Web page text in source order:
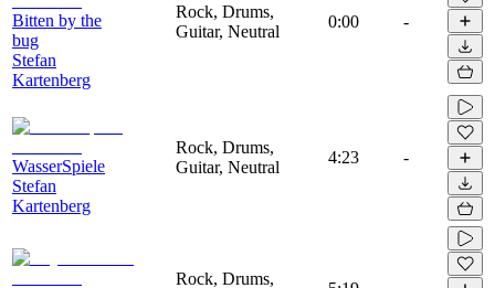
Bitten by the
bug
Stefan
Kartenberg
Rock, Drums,
Guitar, Neutral
0:00 -
WasserSpiele
Stefan
Kartenberg
Rock, Drums,
Guitar, Neutral
4:23 -
Rock, Drums,